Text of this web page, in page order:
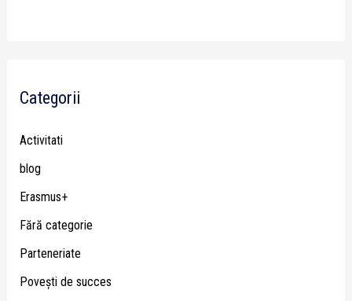
Categorii
Activitati
blog
Erasmus+
Fără categorie
Parteneriate
Poveşti de succes